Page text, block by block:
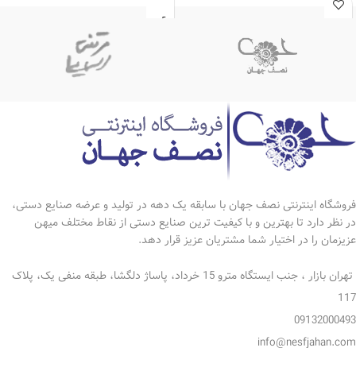
*اندازه گلدان تک:6.5*15.5سانتی متر
*دارای ضمانت نامه 5ساله
*اندازه گلدان تک:7*20سانتی متر
فروشگاه اینترنتی نصف جهان با سابقه یک دهه در تولید و عرضه صنایع دستی،
در نظر دارد تا بهترین و با کیفیت ترین صنایع دستی از نقاط مختلف میهن
عزیزمان را در اختیار شما مشتریان عزیز قرار دهد.
تهران بازار ، جنب ایستگاه مترو 15 خرداد، پاساژ دلگشا، طبقه منفی یک، پلاک
117
09132000493
info@nesfjahan.com